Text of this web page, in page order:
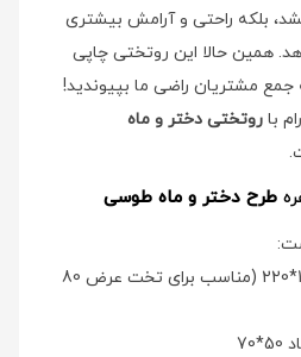
بلکه راحتی و آرامش بیشتری
همین حالا این روتختی چاپی
جمع مشتریان راضی ما بپیوندید!
با روتختی دختر و ماه
طرح دختر و ماه طوسی
– 1 عدد لحاف با ابعاد 150*220 (مناسب برای تخت عرض 80